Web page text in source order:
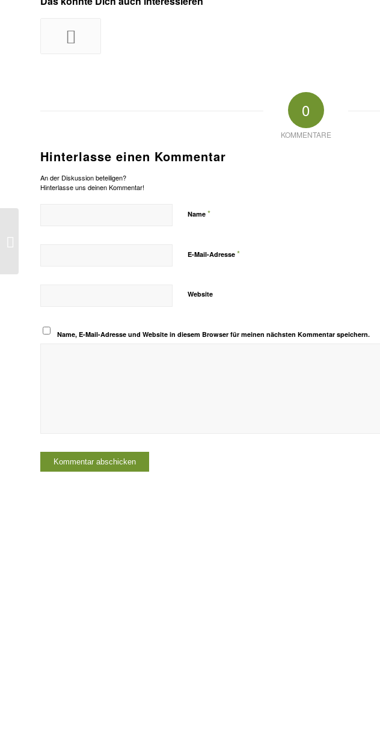
0
KOMMENTARE
Hinterlasse einen Kommentar
An der Diskussion beteiligen?
Hinterlasse uns deinen Kommentar!
Name *
E-Mail-Adresse *
Website
Name, E-Mail-Adresse und Website in diesem Browser für meinen nächsten Kommentar speichern.